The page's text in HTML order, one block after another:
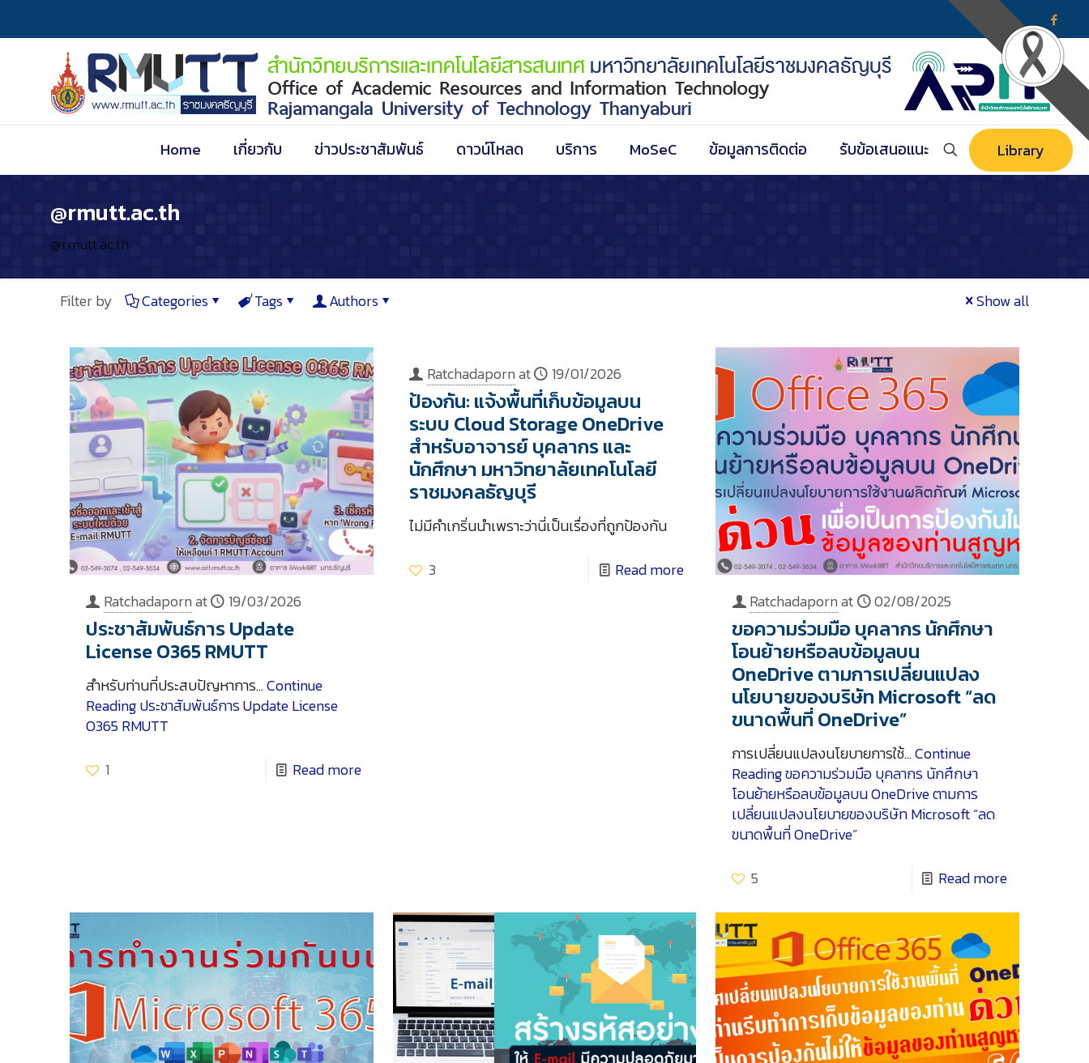
Home เกี่ยวกับ ข่าวประชาสัมพันธ์ ดาวน์โหลด บริการ MoSeC ข้อมูลการติดต่อ รับข้อเสนอแนะ Library
@rmutt.ac.th
@rmutt.ac.th
Filter by Categories Tags Authors Show all
Ratchadapornat 19/03/2026
ประชาสัมพันธ์การ Update
License O365 RMUTT
สำหรับท่านที่ประสบปัญหาการ…Continue
Readingประชาสัมพันธ์การ Update License
O365 RMUTT
1
Read more
Ratchadapornat 19/01/2026
ป้องกัน: แจ้งพื้นที่เก็บข้อมูลบน
ระบบ Cloud Storage OneDrive
สำหรับอาจารย์ บุคลากร และ
นักศึกษา มหาวิทยาลัยเทคโนโลยี
ราชมงคลธัญบุรี
ไม่มีคำเกริ่นนำเพราะว่านี่เป็นเรื่องที่ถูกป้องกัน
3
Read more
Ratchadapornat 02/08/2025
ขอความร่วมมือ บุคลากร นักศึกษา
โอนย้ายหรือลบข้อมูลบน
OneDrive ตามการเปลี่ยนแปลง
นโยบายของบริษัท Microsoft “ลด
ขนาดพื้นที่ OneDrive”
การเปลี่ยนแปลงนโยบายการใช้…Continue
Readingขอความร่วมมือ บุคลากร นักศึกษา
โอนย้ายหรือลบข้อมูลบน OneDrive ตามการ
เปลี่ยนแปลงนโยบายของบริษัท Microsoft “ลด
ขนาดพื้นที่ OneDrive”
5
Read more